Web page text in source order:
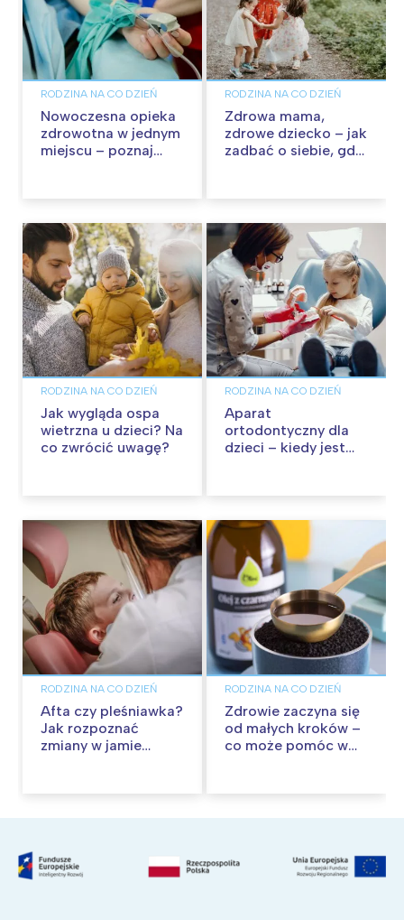
RODZINA NA CO DZIEŃ
Nowoczesna opieka
zdrowotna w jednym
miejscu – poznaj
RODZINA NA CO DZIEŃ
Zdrowa mama,
zdrowe dziecko – jak
zadbać o siebie, gdy
RODZINA NA CO DZIEŃ
Jak wygląda ospa
wietrzna u dzieci? Na
co zwrócić uwagę?
RODZINA NA CO DZIEŃ
Aparat
ortodontyczny dla
dzieci – kiedy jest
RODZINA NA CO DZIEŃ
Afta czy pleśniawka?
Jak rozpoznać
zmiany w jamie
RODZINA NA CO DZIEŃ
Zdrowie zaczyna się
od małych kroków –
co może pomóc w